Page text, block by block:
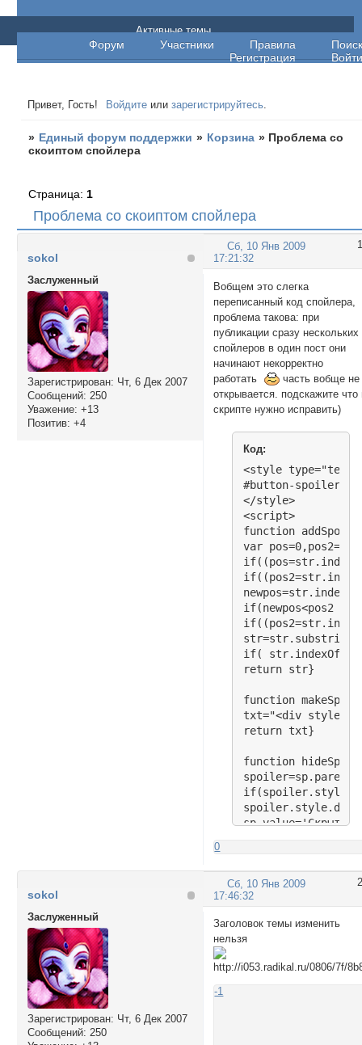
Единый форум поддержки
Форум Участники Правила
Поиск
Регистрация
Войти
Активные темы
Привет, Гость! Войдите илизарегистрируйтесь.
» Единый форум поддержки » Корзина » Проблема со
скоиптом спойлера
Проблема со скоиптом спойлера
Страница: 1
1
Сб, 10 Янв 2009
17:21:32
sokol
Заслуженный
Зарегистрирован: Чт, 6 Дек 2007
Сообщений: 250
Уважение: +13
Позитив: +4
Вобщем это слегка
переписанный код спойлера,
проблема такова: при
публикации сразу нескольких
спойлеров в один пост они
начинают некорректно
работать
часть вобще не
открывается. подскажите что
скрипте нужно исправить)
Код:
<style type="text/
#button-spoiler
</style>
<script>
function
var
if(newpos<pos2
if(
return str}
function
txt="<div
return txt}
function
sp.value='Скрыть'}
for(x in elm)
var post=elm[x]
0
2
Сб, 10 Янв 2009
17:46:32
sokol
Заслуженный
Зарегистрирован: Чт, 6 Дек 2007
Сообщений: 250
Заголовок темы изменить
нельзя
-1